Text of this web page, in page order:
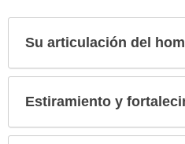
Su articulación del
Estiramiento y